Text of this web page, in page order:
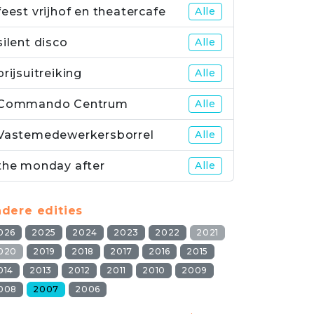
vrijhof en theatercafe Alle
disco Alle
Alle
Centrum Alle
Alle
monday after Alle
edities
2025 2024 2023 2022
2021
2019 2018 2017 2016
2015
2013 2012 2011 2010
2009
2007 2006